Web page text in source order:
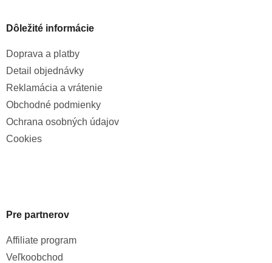
Dôležité informácie
Doprava a platby
Detail objednávky
Reklamácia a vrátenie
Obchodné podmienky
Ochrana osobných údajov
Cookies
Pre partnerov
Affiliate program
Veľkoobchod